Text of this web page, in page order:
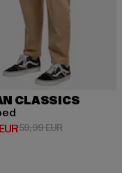
CLASSICS
Preis: 28,80 EUR
59,99 EURAktionspreis: